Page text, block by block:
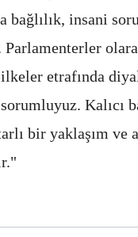
bağlılık, insani
etrafında
Kalıcı
bir yaklaşım ve